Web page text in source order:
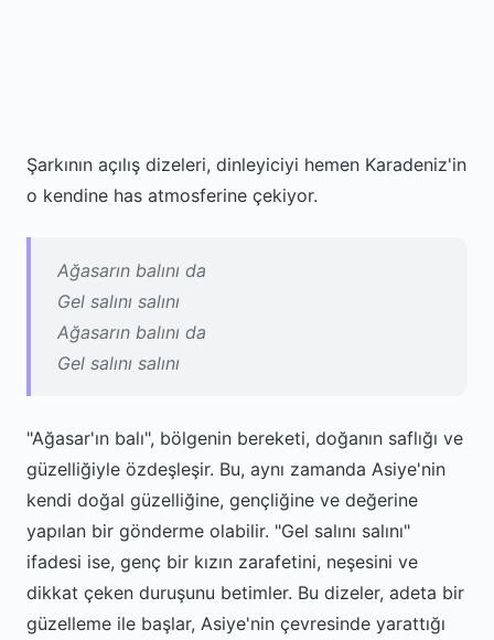
Şarkının açılış dizeleri, dinleyiciyi hemen Karadeniz'in
o kendine has atmosferine çekiyor.
Ağasarın balını da
Gel salını salını
Ağasarın balını da
Gel salını salını
"Ağasar'ın balı", bölgenin bereketi, doğanın saflığı ve
güzelliğiyle özdeşleşir. Bu, aynı zamanda Asiye'nin
kendi doğal güzelliğine, gençliğine ve değerine
yapılan bir gönderme olabilir. "Gel salını salını"
ifadesi ise, genç bir kızın zarafetini, neşesini ve
dikkat çeken duruşunu betimler. Bu dizeler, adeta bir
güzelleme ile başlar, Asiye'nin çevresinde yarattığı